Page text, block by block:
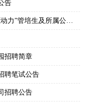
告
2026年云南省能源投资集团有限公司“源动力”管培生及所属公司校园招聘公告
招聘简章
聘笔试公告
招聘公告